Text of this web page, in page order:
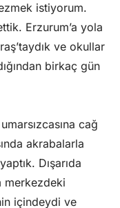
istiyorum.
Erzurum’a yola
ve okullar
birkaç gün
cağ
akrabalarla
Dışarıda
merkezdeki
içindeydi ve